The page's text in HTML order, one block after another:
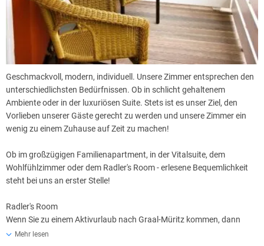
Geschmackvoll, modern, individuell. Unsere Zimmer entsprechen den
unterschiedlichsten Bedürfnissen. Ob in schlicht gehaltenem
Ambiente oder in der luxuriösen Suite. Stets ist es unser Ziel, den
Vorlieben unserer Gäste gerecht zu werden und unsere Zimmer ein
wenig zu einem Zuhause auf Zeit zu machen!
Ob im großzügigen Familienapartment, in der Vitalsuite, dem
Wohlfühlzimmer oder dem Radler's Room - erlesene Bequemlichkeit
steht bei uns an erster Stelle!
Radler's Room
Wenn Sie zu einem Aktivurlaub nach Graal-Müritz kommen, dann
bietet unser Radler's Room Einzelzimmer die perfekte Unterbringung
Mehr lesen